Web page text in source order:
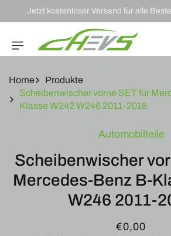
DIREKT ZUM
INHALT
Jetzt kostenloser Versand für alle
Home
Produkte
Scheibenwischer vorne SET für
Klasse W242 W246 2011-2018
Automobilteile
Scheibenwischer
Mercedes-Benz B-
W246 2011-
Normaler
€0,00